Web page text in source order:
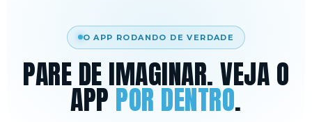
O APP RODANDO DE VERDADE
PARE DE IMAGINAR. VEJA O
APP POR DENTRO.